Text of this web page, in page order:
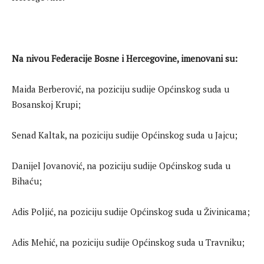
Na nivou Federacije Bosne i Hercegovine, imenovani su:
Maida Berberović, na poziciju sudije Općinskog suda u
Bosanskoj Krupi;
Senad Kaltak, na poziciju sudije Općinskog suda u Jajcu;
Danijel Jovanović, na poziciju sudije Općinskog suda u
Bihaću;
Adis Poljić, na poziciju sudije Općinskog suda u Živinicama;
Adis Mehić, na poziciju sudije Općinskog suda u Travniku;